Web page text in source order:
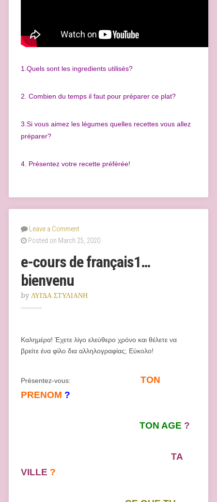
1.Quels sont les ingredients utilisés?
2. Combien du temps il faut pour préparer ce plat?
3.Si vous aimez les légumes quelles recettes vous allez
préparer?
4. Présentez votre recette préférée!
Leave a Comment
Posted on March 25, 2020
e-cours de français1…
bienvenu
by ΛΥΓΔΑ ΣΤΥΛΙΑΝΗ
Καλημέρα! Έχετε λίγο ελεύθερο χρόνο και θέλετε να
βρείτε ένα φίλο δια αλληλογραφίας; Εύκολο!
Présentez-vous:
TON
PRENOM ?
TON AGE ?
TA
VILLE ?